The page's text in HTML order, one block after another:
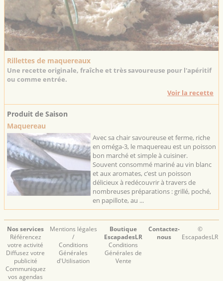
Rillettes de maquereaux
Une recette originale, fraîche et très savoureuse pour l'apéritif
ou comme entrée.
Voir la recette
Produit de Saison
Maquereau
Avec sa chair savoureuse et ferme, riche
en oméga-3, le maquereau est un poisson
bon marché et simple à cuisiner.
Souvent consommé mariné au vin blanc
et aux aromates, c’est un poisson
délicieux à redécouvrir à travers de
nombreuses préparations : grillé, poché,
en papillote, au ...
Nos services
Référencez
votre activité
Diffusez votre
publicité
Communiquez
vos agendas
Mentions légales
/
Conditions
Générales
d'Utilisation
Boutique
EscapadesLR
Conditions
Générales de
Vente
Contactez-
nous
©
EscapadesLR